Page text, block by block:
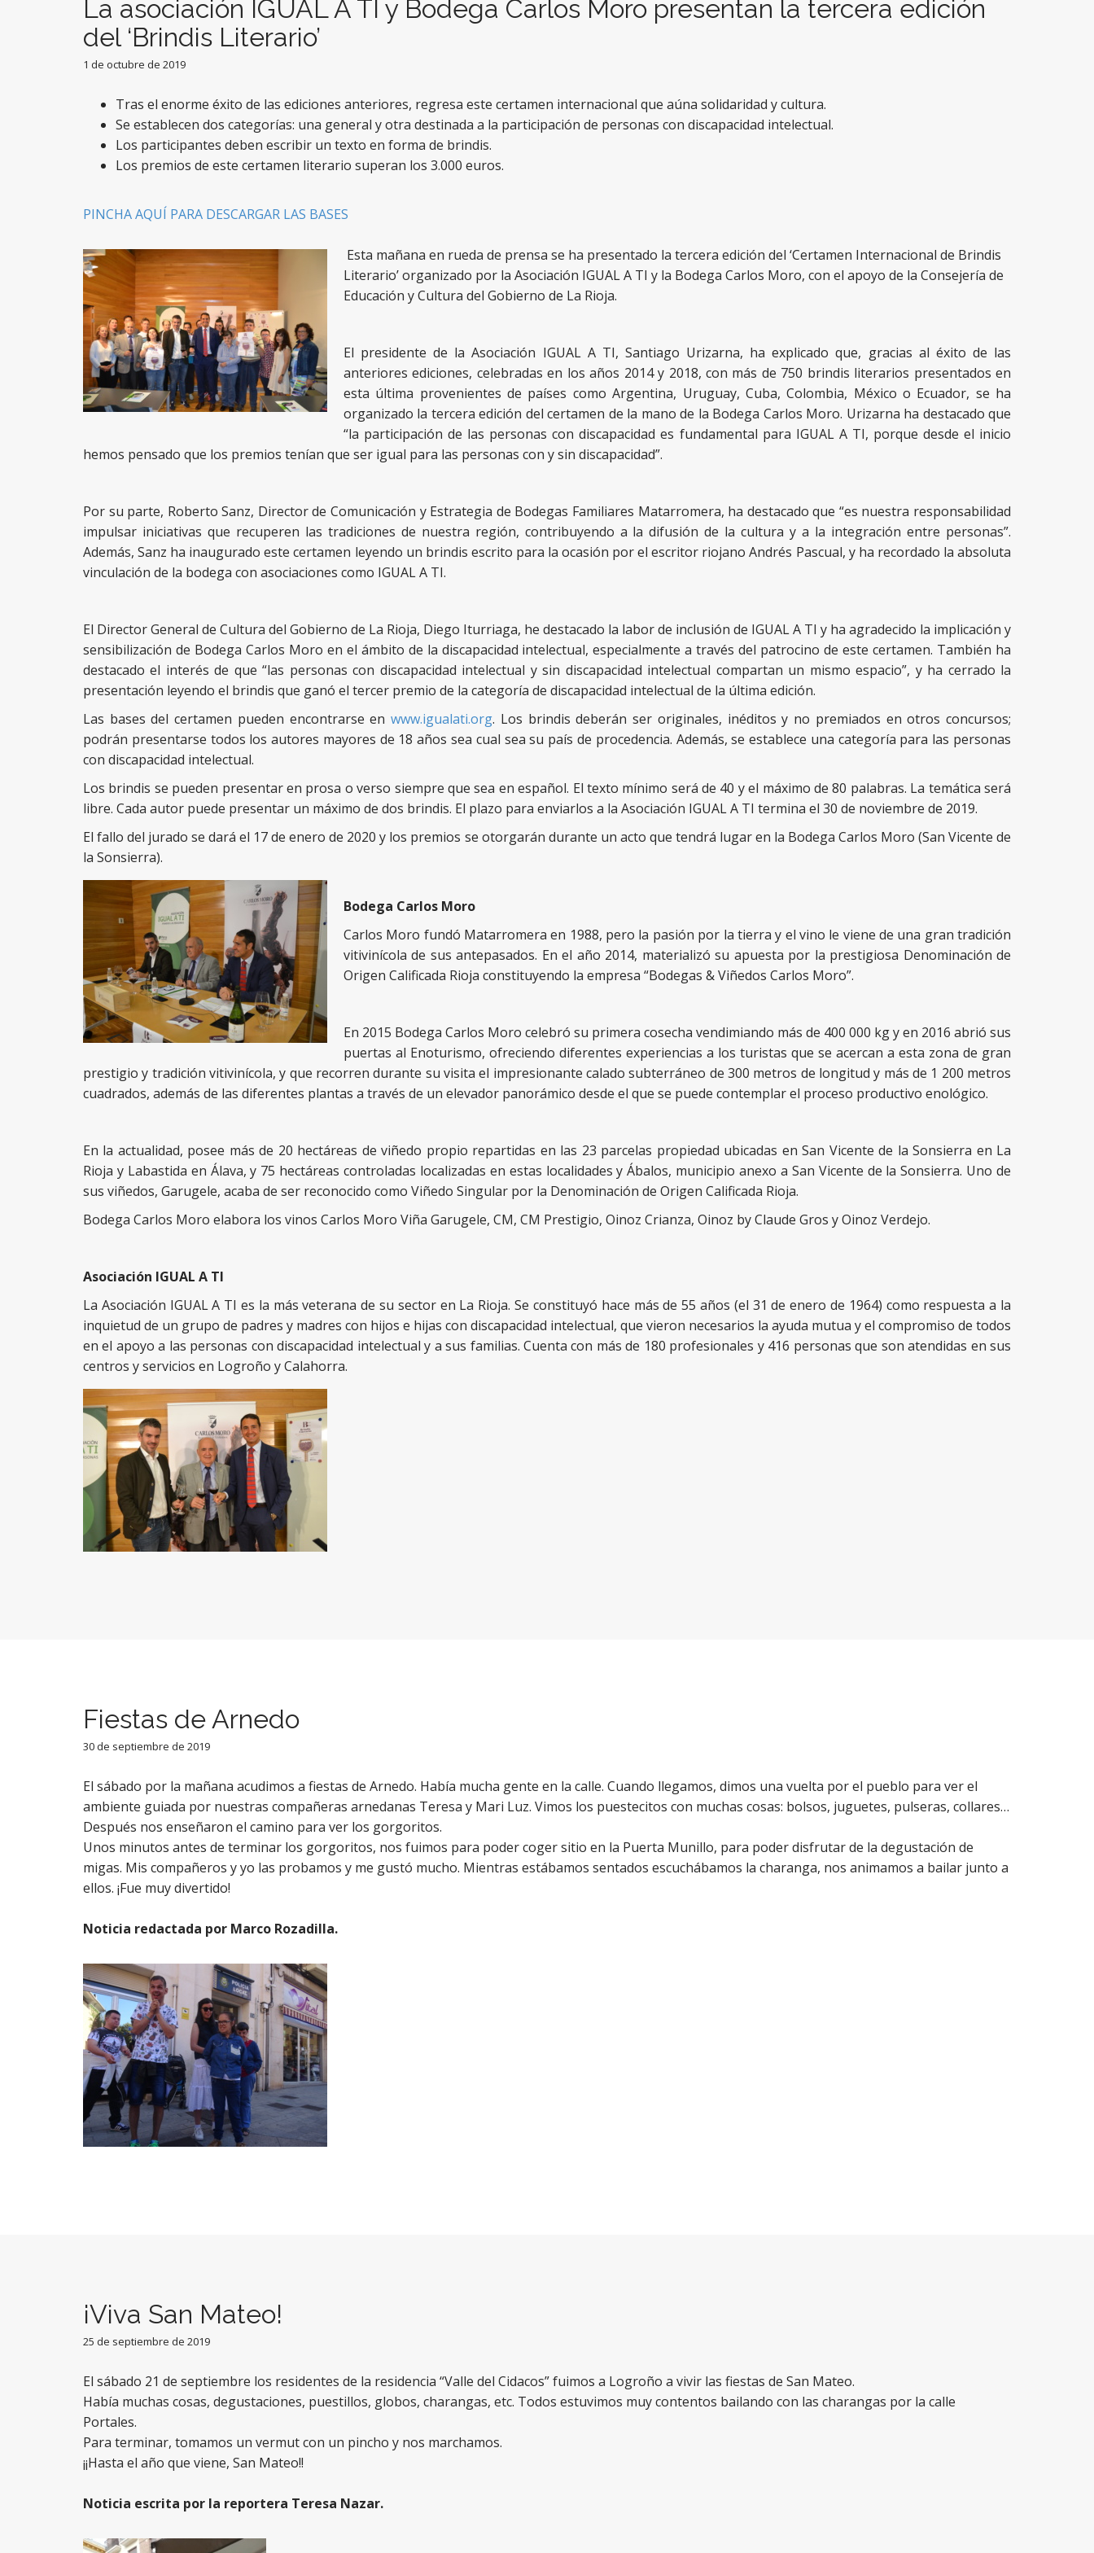
La asociación IGUAL A TI y Bodega Carlos Moro presentan la tercera edición
del ‘Brindis Literario’
1 de octubre de 2019
Tras el enorme éxito de las ediciones anteriores, regresa este certamen internacional que aúna solidaridad y cultura.
Se establecen dos categorías: una general y otra destinada a la participación de personas con discapacidad intelectual.
Los participantes deben escribir un texto en forma de brindis.
Los premios de este certamen literario superan los 3.000 euros.
PINCHA AQUÍ PARA DESCARGAR LAS BASES
Esta mañana en rueda de prensa se ha presentado la tercera edición del ‘Certamen Internacional de Brindis
Literario’ organizado por la Asociación IGUAL A TI y la Bodega Carlos Moro, con el apoyo de la Consejería de
Educación y Cultura del Gobierno de La Rioja.
El presidente de la Asociación IGUAL A TI, Santiago Urizarna, ha explicado que, gracias al éxito de las
anteriores ediciones, celebradas en los años 2014 y 2018, con más de 750 brindis literarios presentados en
esta última provenientes de países como Argentina, Uruguay, Cuba, Colombia, México o Ecuador, se ha
organizado la tercera edición del certamen de la mano de la Bodega Carlos Moro. Urizarna ha destacado que
“la participación de las personas con discapacidad es fundamental para IGUAL A TI, porque desde el inicio
hemos pensado que los premios tenían que ser igual para las personas con y sin discapacidad”.
Por su parte, Roberto Sanz, Director de Comunicación y Estrategia de Bodegas Familiares Matarromera, ha destacado que “es nuestra responsabilidad
impulsar iniciativas que recuperen las tradiciones de nuestra región, contribuyendo a la difusión de la cultura y a la integración entre personas”.
Además, Sanz ha inaugurado este certamen leyendo un brindis escrito para la ocasión por el escritor riojano Andrés Pascual, y ha recordado la absoluta
vinculación de la bodega con asociaciones como IGUAL A TI.
El Director General de Cultura del Gobierno de La Rioja, Diego Iturriaga, he destacado la labor de inclusión de IGUAL A TI y ha agradecido la implicación y
sensibilización de Bodega Carlos Moro en el ámbito de la discapacidad intelectual, especialmente a través del patrocino de este certamen. También ha
destacado el interés de que “las personas con discapacidad intelectual y sin discapacidad intelectual compartan un mismo espacio”, y ha cerrado la
presentación leyendo el brindis que ganó el tercer premio de la categoría de discapacidad intelectual de la última edición.
Las bases del certamen pueden encontrarse enwww.igualati.org. Los brindis deberán ser originales, inéditos y no premiados en otros concursos;
podrán presentarse todos los autores mayores de 18 años sea cual sea su país de procedencia. Además, se establece una categoría para las personas
con discapacidad intelectual.
Los brindis se pueden presentar en prosa o verso siempre que sea en español. El texto mínimo será de 40 y el máximo de 80 palabras. La temática será
libre. Cada autor puede presentar un máximo de dos brindis. El plazo para enviarlos a la Asociación IGUAL A TI termina el 30 de noviembre de 2019.
El fallo del jurado se dará el 17 de enero de 2020 y los premios se otorgarán durante un acto que tendrá lugar en la Bodega Carlos Moro (San Vicente de
la Sonsierra).
Bodega Carlos Moro
Carlos Moro fundó Matarromera en 1988, pero la pasión por la tierra y el vino le viene de una gran tradición
vitivinícola de sus antepasados. En el año 2014, materializó su apuesta por la prestigiosa Denominación de
Origen Calificada Rioja constituyendo la empresa “Bodegas & Viñedos Carlos Moro”.
En 2015 Bodega Carlos Moro celebró su primera cosecha vendimiando más de 400 000 kg y en 2016 abrió sus
puertas al Enoturismo, ofreciendo diferentes experiencias a los turistas que se acercan a esta zona de gran
prestigio y tradición vitivinícola, y que recorren durante su visita el impresionante calado subterráneo de 300 metros de longitud y más de 1 200 metros
cuadrados, además de las diferentes plantas a través de un elevador panorámico desde el que se puede contemplar el proceso productivo enológico.
En la actualidad, posee más de 20 hectáreas de viñedo propio repartidas en las 23 parcelas propiedad ubicadas en San Vicente de la Sonsierra en La
Rioja y Labastida en Álava, y 75 hectáreas controladas localizadas en estas localidades y Ábalos, municipio anexo a San Vicente de la Sonsierra. Uno de
sus viñedos, Garugele, acaba de ser reconocido como Viñedo Singular por la Denominación de Origen Calificada Rioja.
Bodega Carlos Moro elabora los vinos Carlos Moro Viña Garugele, CM, CM Prestigio, Oinoz Crianza, Oinoz by Claude Gros y Oinoz Verdejo.
Asociación IGUAL A TI
La Asociación IGUAL A TI es la más veterana de su sector en La Rioja. Se constituyó hace más de 55 años (el 31 de enero de 1964) como respuesta a la
inquietud de un grupo de padres y madres con hijos e hijas con discapacidad intelectual, que vieron necesarios la ayuda mutua y el compromiso de todos
en el apoyo a las personas con discapacidad intelectual y a sus familias. Cuenta con más de 180 profesionales y 416 personas que son atendidas en sus
centros y servicios en Logroño y Calahorra.
Fiestas de Arnedo
30 de septiembre de 2019
El sábado por la mañana acudimos a fiestas de Arnedo. Había mucha gente en la calle. Cuando llegamos, dimos una vuelta por el pueblo para ver el
ambiente guiada por nuestras compañeras arnedanas Teresa y Mari Luz. Vimos los puestecitos con muchas cosas: bolsos, juguetes, pulseras, collares…
Después nos enseñaron el camino para ver los gorgoritos.
Unos minutos antes de terminar los gorgoritos, nos fuimos para poder coger sitio en la Puerta Munillo, para poder disfrutar de la degustación de
migas. Mis compañeros y yo las probamos y me gustó mucho. Mientras estábamos sentados escuchábamos la charanga, nos animamos a bailar junto a
ellos. ¡Fue muy divertido!
Noticia redactada por Marco Rozadilla.
¡Viva San Mateo!
25 de septiembre de 2019
El sábado 21 de septiembre los residentes de la residencia “Valle del Cidacos” fuimos a Logroño a vivir las fiestas de San Mateo.
Había muchas cosas, degustaciones, puestillos, globos, charangas, etc. Todos estuvimos muy contentos bailando con las charangas por la calle
Portales.
Para terminar, tomamos un vermut con un pincho y nos marchamos.
¡¡Hasta el año que viene, San Mateo!!
Noticia escrita por la reportera Teresa Nazar.